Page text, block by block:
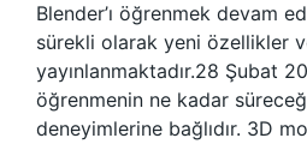
Blender’ı öğrenmek devam
sürekli olarak yeni özellikler
yayınlanmaktadır.28 Şubat
öğrenmenin ne kadar
deneyimlerine bağlıdır. 3D